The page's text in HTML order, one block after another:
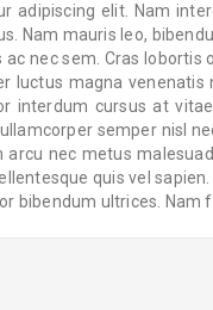
adipiscing elit. Nam
Nam mauris leo,
nec sem. Cras
luctus magna
interdum cursus at
semper nisl
nec metus
quis vel
bibendum ultrices.